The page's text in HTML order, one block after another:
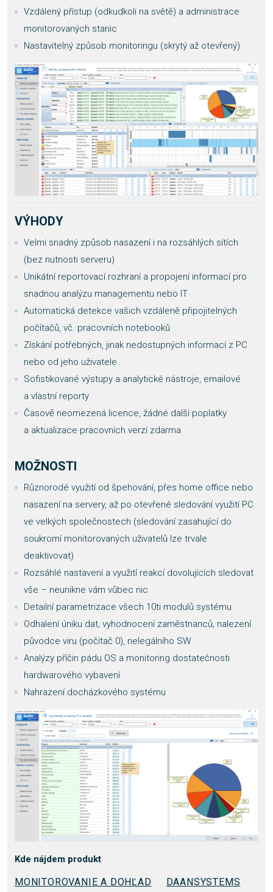
Vzdálený přístup (odkudkoli na světě) a administrace
monitorovaných stanic
Nastavitelný způsob monitoringu (skrytý až otevřený)
VÝHODY
Velmi snadný způsob nasazení i na rozsáhlých sítích
(bez nutnosti serveru)
Unikátní reportovací rozhraní a propojení informací pro
snadnou analýzu managementu nebo IT
Automatická detekce vašich vzdáleně připojitelných
počítačů, vč. pracovních notebooků
Získání potřebných, jinak nedostupných informací z PC
nebo od jeho uživatele
Sofistikované výstupy a analytické nástroje, emailové
a vlastní reporty
Časově neomezená licence, žádné další poplatky
a aktualizace pracovních verzí zdarma
MOŽNOSTI
Různorodé využití od špehování, přes home office nebo
nasazení na servery, až po otevřené sledování využití PC
ve velkých společnostech (sledování zasahující do
soukromí monitorovaných uživatelů lze trvale
deaktivovat)
Rozsáhlé nastavení a využití reakcí dovolujících sledovat
vše – neunikne vám vůbec nic
Detailní parametrizace všech 10ti modulů systému
Odhalení úniku dat, vyhodnocení zaměstnanců, nalezení
původce viru (počítač 0), nelegálního SW
Analýzy příčin pádu OS a monitoring dostatečnosti
hardwarového vybavení
Nahrazení docházkového systému
Kde nájdem produkt
MONITOROVANIE A DOHĽAD
DAANSYSTEMS